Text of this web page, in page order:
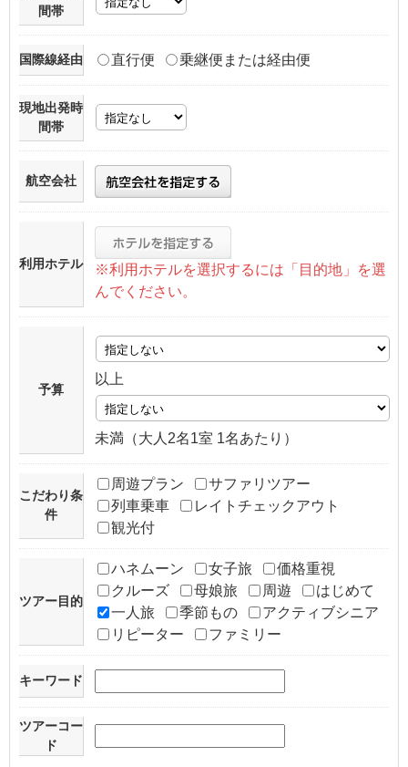
間帯
国際線経由 直行便 乗継便または経由便
現地出発時
間帯
航空会社
利用ホテル
※利用ホテルを選択するには「目的地」を選
んでください。
予算
以上
未満（大人2名1室 1名あたり）
こだわり条
件
周遊プラン
サファリツアー
列車乗車
レイトチェックアウト
観光付
ツアー目的
ハネムーン 女子旅
価格重視
クルーズ
母娘旅 周遊
はじめて
一人旅
季節もの
アクティブシニア
リピーター
ファミリー
キーワード
ツアーコー
ド